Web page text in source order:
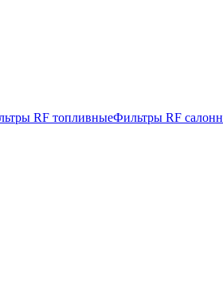
RF топливныеФильтры RF